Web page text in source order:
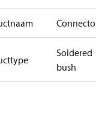
Soldered
bush